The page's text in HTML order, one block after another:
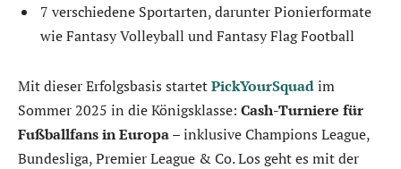
7 verschiedene Sportarten, darunter Pionierformate
wie Fantasy Volleyball und Fantasy Flag Football
Mit dieser Erfolgsbasis startetPickYourSquadim
Sommer 2025 in die Königsklasse: Cash-Turniere für
Fußballfans in Europa– inklusive Champions League,
Bundesliga, Premier League & Co. Los geht es mit der